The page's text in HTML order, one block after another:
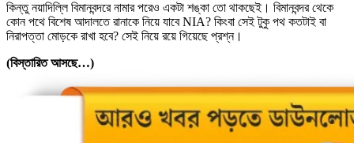
কিন্তু নয়াদিল্লি বিমানবন্দরে নামার পরেও একটা শঙ্কা তো থাকছেই। বিমানবন্দর থেকে
কোন পথে বিশেষ আদালতে রানাকে নিয়ে যাবে NIA? কিংবা সেই টুকু পথ কতটাই বা
নিরাপত্তা মোড়কে রাখা হবে? সেই নিয়ে রয়ে গিয়েছে প্রশ্ন।
(বিস্তারিত আসছে…)